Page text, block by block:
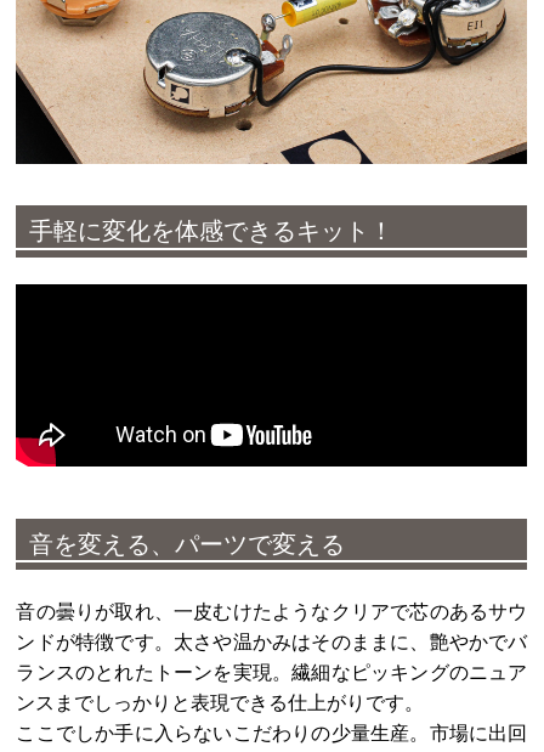
手軽に変化を体感できるキット！
音を変える、パーツで変える
音の曇りが取れ、一皮むけたようなクリアで芯のあるサウ
ンドが特徴です。太さや温かみはそのままに、艶やかでバ
ランスのとれたトーンを実現。繊細なピッキングのニュア
ンスまでしっかりと表現できる仕上がりです。
ここでしか手に入らないこだわりの少量生産。市場に出回